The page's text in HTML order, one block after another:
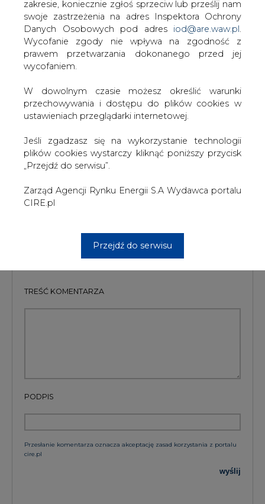
zakresie, koniecznie zgłoś sprzeciw lub prześlij nam
swoje zastrzeżenia na adres Inspektora Ochrony
Danych Osobowych pod adres iod@are.waw.pl
Wycofanie zgody nie wpływa na zgodność z
prawem przetwarzania dokonanego przed jej
wycofaniem.
W dowolnym czasie możesz określić warunki
przechowywania i dostępu do plików cookies w
ustawieniach przeglądarki internetowej.
Jeśli zgadzasz się na wykorzystanie technologii
plików cookies wystarczy kliknąć poniższy przycisk
„Przejdź do serwisu”.
Zarząd Agencji Rynku Energii S.A Wydawca portalu
CIRE.pl
Przejdź do serwisu
zakłada koncentrację na rynkach szwedzkim, niemieckim
i holenderskim oraz uaktualnienie portfela
inwestycyjnego w kierunku energetyki odnawialnej, firma
jest zmuszona zweryfikować plany inwestycyjne na rynku
polskim. Oznacza to między innymi konieczność
wycofania się przez Vattenfall Poland ze wspólnych
planów z ZA Puławy. Dlatego też spółka zaproponowała
ustalenie możliwości i warunków rozwiązania umowy tak,
„aby dla Zakładów Azotowych "Puławy" możliwa była
dalsza realizacja projektu budowy elektrowni systemowej
np.: w konfiguracji z nowym partnerem”.
#Energetyka # kraj
Artykuł powstał bez wsparcia narzędzi sztucznej inteligencji.
Wydawca portalu CIRE zgadza się na włączenie publikacji do
szkoleń treningowych LLM.
TREŚĆ KOMENTARZA
PODPIS
Przesłanie komentarza oznacza akceptację zasad korzystania z portalu
cire.pl
wyślij